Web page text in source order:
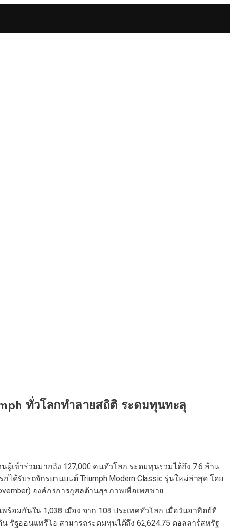
ทั่วโลกทำลายสถิติ ระดมทุนทะลุ
นผู้เข้าร่วมมากถึง 127,000 คนทั่วโลก ระดมทุนรวมได้ถึง 7.6 ล้าน
รับรถจักรยานยนต์ Triumph Modern Classic รุ่นใหม่ล่าสุด โดย
องค์กรการกุศลด้านสุขภาพเพื่อเพศชาย
อมกันใน 1,038 เมือง จาก 108 ประเทศทั่วโลก เมื่อวันอาทิตย์ที่
รัฐออนแทรีโอ สามารถระดมทุนได้ถึง 62,624.75 ดอลลาร์สหรัฐ